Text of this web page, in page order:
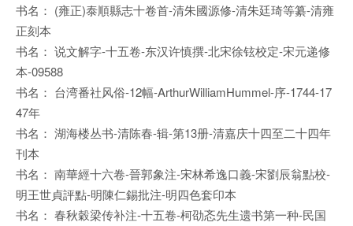
书名： (雍正)泰順縣志十卷首-清朱國源修-清朱廷琦等纂-清雍
正刻本
书名： 说文解字-十五卷-东汉许慎撰-北宋徐铉校定-宋元递修
本-09588
书名： 台湾番社风俗-12幅-ArthurWilliamHummel-序-1744-17
47年
书名： 湖海楼丛书-清陈春-辑-第13册-清嘉庆十四至二十四年
刊本
书名： 南華經十六卷-晉郭象注-宋林希逸口義-宋劉辰翁點校-
明王世貞評點-明陳仁錫批注-明四色套印本
书名： 春秋穀梁传补注-十五卷-柯劭忞先生遗书第一种-民国